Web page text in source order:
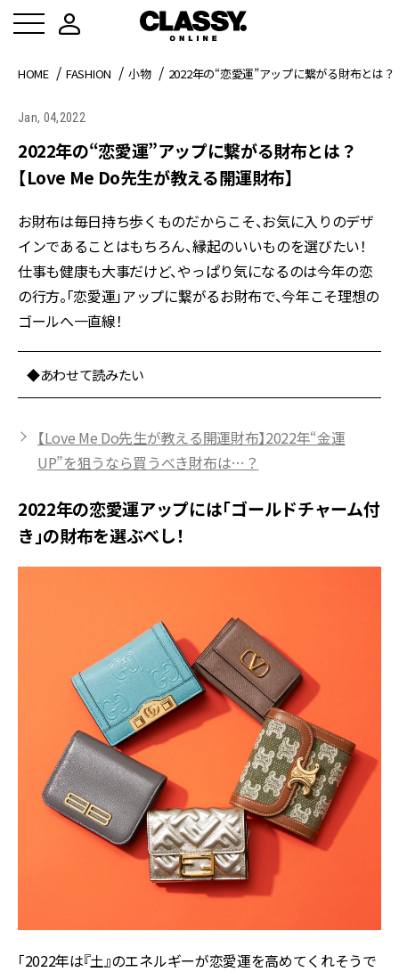
HOME FASHION 小物 2022年の“恋愛運”アップに繋がる財布とは
Jan, 04,2022
2022年の“恋愛運”アップに繋がる財布とは？
【Love Me Do先生が教える開運財布】
お財布は毎日持ち歩くものだからこそ、お気に入りのデザ
インであることはもちろん、縁起のいいものを選びたい！
仕事も健康も大事だけど、やっぱり気になるのは今年の恋
の行方。「恋愛運」アップに繋がるお財布で、今年こそ理想の
ゴールへ一直線！
◆あわせて読みたい
【Love Me Do先生が教える開運財布】2022年“金運
UP”を狙うなら買うべき財布は…？
2022年の恋愛運アップには「ゴールドチャーム付
き」の財布を選ぶべし！
「2022年は『土』のエネルギーが恋愛運を高めてくれそうで